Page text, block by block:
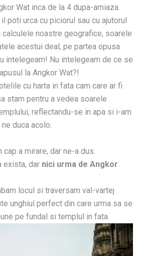
Wat inca de la 4 dupa-amiaza.
poti urca cu piciorul sau cu ajutorul
noastre geografice, soarele
acestui deal, pe partea opusa
intelegeam! Nu intelegeam de ce se
la Angkor Wat?!
cu harta in fata cam care ar fi
stam pentru a vedea soarele
reflectandu-se in apa si i-am
duca acolo.
a mirare, dar ne-a dus.
exista, dar nici urma de Angkor
locul si traversam val-vartej
unghiul perfect din care urma sa se
pe fundal si templul in fata.